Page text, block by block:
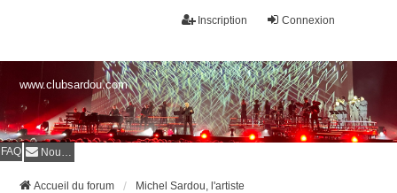
Connexion
Inscription
www.clubsardou.com
FAQ Nous contacter
Accueil du forum Michel Sardou, l'artiste